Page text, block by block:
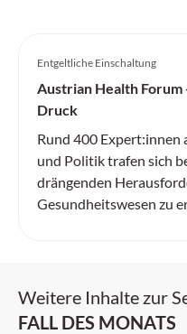
Entgeltliche Einschaltung
Austrian Health
Druck
Rund 400 Expert:innen
und Politik trafen sich
drängenden
Gesundheitswesen zu
Weitere Inhalte zur
FALL DES MONATS